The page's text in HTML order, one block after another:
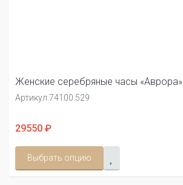
Женские серебряные часы «Аврора»
Артикул:74100.529
29550 ₽
Выбрать опцию